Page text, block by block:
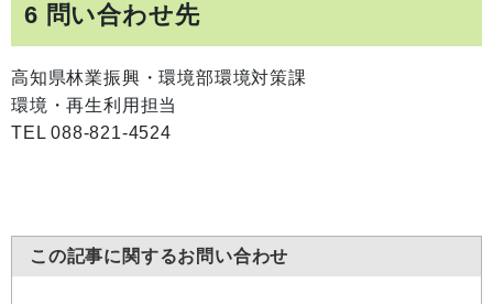
6 問い合わせ先
高知県林業振興・環境部環境対策課
環境・再生利用担当
TEL 088-821-4524
この記事に関するお問い合わせ